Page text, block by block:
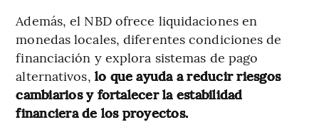
Además, el NBD ofrece liquidaciones en
monedas locales, diferentes condiciones de
financiación y explora sistemas de pago
alternativos, lo que ayuda a reducir riesgos
cambiarios y fortalecer la estabilidad
financiera de los proyectos.